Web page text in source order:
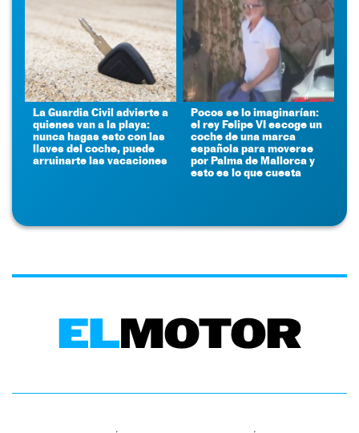
La Guardia Civil advierte a
quienes van a la playa:
nunca hagas esto con las
llaves del coche, puede
arruinarte las vacaciones
Pocos se lo imaginarían:
el rey Felipe VI escoge un
coche de una marca
española para moverse
por Palma de Mallorca y
esto es lo que cuesta